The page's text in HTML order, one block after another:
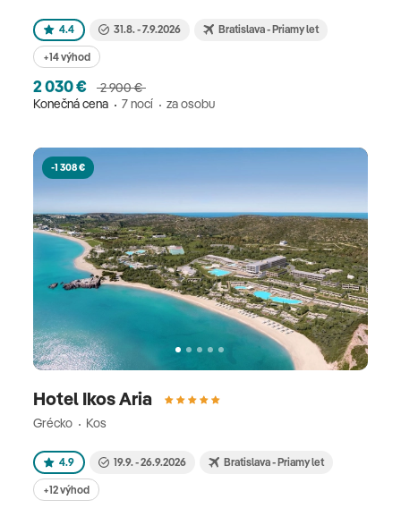
4.4 31.8. - 7.9.2026 Bratislava - Priamy let
+14 výhod
2 030 €
2 900 €
Konečná cena
7 nocí za osobu
-1 308 €
Hotel Ikos Aria
Grécko Kos
4.9 19.9. - 26.9.2026 Bratislava - Priamy let
+12 výhod